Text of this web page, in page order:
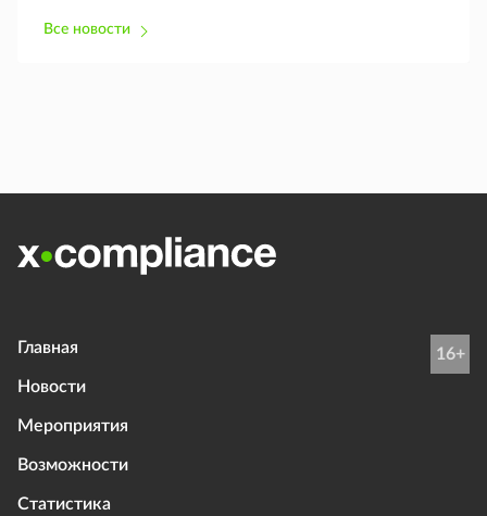
Все новости
Главная
Новости
Мероприятия
Возможности
Статистика
16+